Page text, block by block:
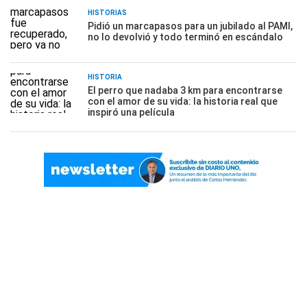
HISTORIAS
Pidió un marcapasos para un jubilado al PAMI,
no lo devolvió y todo terminó en escándalo
HISTORIA
El perro que nadaba 3 km para encontrarse
con el amor de su vida: la historia real que
inspiró una película